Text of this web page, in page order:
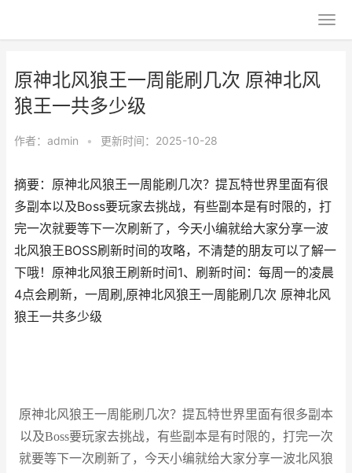
原神北风狼王一周能刷几次 原神北风
狼王一共多少级
作者： admin • 更新时间：2025-10-28
摘要：原神北风狼王一周能刷几次？提瓦特世界里面有很
多副本以及Boss要玩家去挑战，有些副本是有时限的，打
完一次就要等下一次刷新了，今天小编就给大家分享一波
北风狼王BOSS刷新时间的攻略，不清楚的朋友可以了解一
下哦！原神北风狼王刷新时间1、刷新时间：每周一的凌晨
4点会刷新，一周刷,原神北风狼王一周能刷几次 原神北风
狼王一共多少级
原神北风狼王一周能刷几次？提瓦特世界里面有很多副本
以及Boss要玩家去挑战，有些副本是有时限的，打完一次
就要等下一次刷新了，今天小编就给大家分享一波北风狼